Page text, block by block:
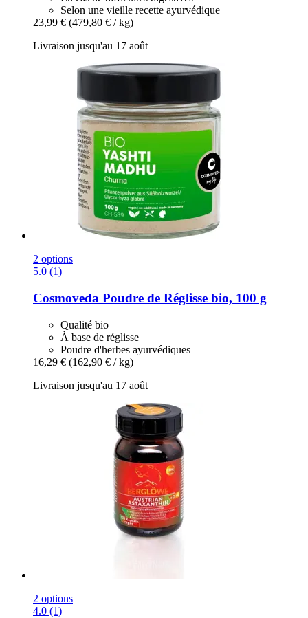
Selon une vieille recette ayurvédique
23,99 € (479,80 € / kg)
Livraison jusqu'au 17 août
2 options
5.0 (1)
Cosmoveda Poudre de Réglisse bio, 100 g
Qualité bio
À base de réglisse
Poudre d'herbes ayurvédiques
16,29 € (162,90 € / kg)
Livraison jusqu'au 17 août
2 options
4.0 (1)